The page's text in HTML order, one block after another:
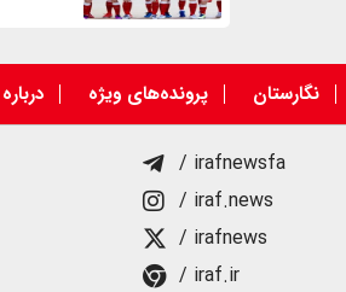
نگارستان پرونده‌های ویژه
/ irafnewsfa
/ iraf.news
/ irafnews
/ iraf.ir